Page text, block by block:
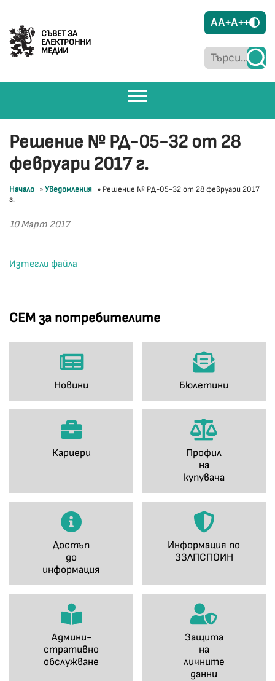
СЪВЕТ ЗА
ЕЛЕКТРОННИ
МЕДИИ
AA+A++
СЕМ за потребителите
Новини Бюлетини
Кариери
Профил
на
купувача
Достъп
до
информация
Информация по
ЗЗЛПСПОИН
Админи-
стративно
обслужване
Защита
на
личните
данни
Решение № РД-05-32 от 28
февруари 2017 г.
Начало »Уведомления » Решение № РД-05-32 от 28 февруари 2017
г.
10 Март 2017
Изтегли файла